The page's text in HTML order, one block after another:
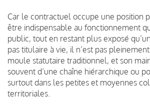
Car le contractuel occupe une position
être indispensable au fonctionnement
public, tout en restant plus exposé
pas titulaire à vie, il n’est pas
moule statutaire traditionnel, et son
souvent d’une chaîne hiérarchique ou
surtout dans les petites et moyennes
territoriales.